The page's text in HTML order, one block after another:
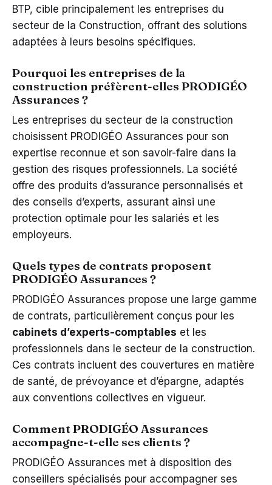
BTP, cible principalement les entreprises du
secteur de la Construction, offrant des solutions
adaptées à leurs besoins spécifiques.
Pourquoi les entreprises de la
construction préfèrent-elles PRODIGÉO
Assurances ?
Les entreprises du secteur de la construction
choisissent PRODIGÉO Assurances pour son
expertise reconnue et son savoir-faire dans la
gestion des risques professionnels. La société
offre des produits d’assurance personnalisés et
des conseils d’experts, assurant ainsi une
protection optimale pour les salariés et les
employeurs.
Quels types de contrats proposent
PRODIGÉO Assurances ?
PRODIGÉO Assurances propose une large gamme
de contrats, particulièrement conçus pour les
cabinets d’experts-comptables et les
professionnels dans le secteur de la construction.
Ces contrats incluent des couvertures en matière
de santé, de prévoyance et d’épargne, adaptés
aux conventions collectives en vigueur.
Comment PRODIGÉO Assurances
accompagne-t-elle ses clients ?
PRODIGÉO Assurances met à disposition des
conseillers spécialisés pour accompagner ses